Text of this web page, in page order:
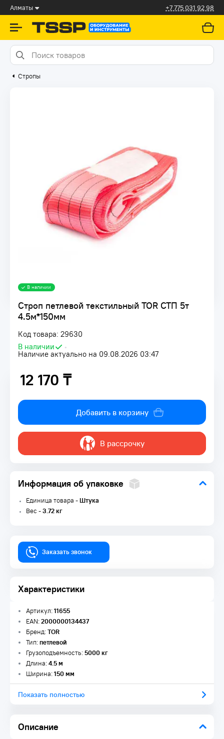
Алматы +7 775 031 92 98
Стропы
Строп петлевой текстильный TOR СТП 5т
4.5м*150мм
Код товара: 29630
В наличии
•
Наличие актуально на 09.08.2026 03:47
В наличии
12 170 ₸
12 170 ₸
Добавить в корзину
В рассрочку
Информация об упаковке
Единица товара -Штука
Вес -3.72 кг
Заказать звонок
Характеристики
Описание
Артикул:11655
EAN:2000000134437
Бренд:TOR
Тип:петлевой
Грузоподъемность:5000 кг
Длина:4.5 м
Ширина:150 мм
Показать полностью